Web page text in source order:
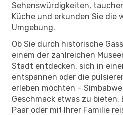
Sehenswürdigkeiten,
Küche und erkunden Sie die
Umgebung.
Ob Sie durch historische
einem der zahlreichen
Stadt entdecken, sich in
entspannen oder die
erleben möchten –
Geschmack etwas zu bieten.
Paar oder mit Ihrer Familie